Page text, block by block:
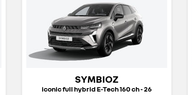
SYMBIOZ
iconic full hybrid E-Tech 160 ch - 26